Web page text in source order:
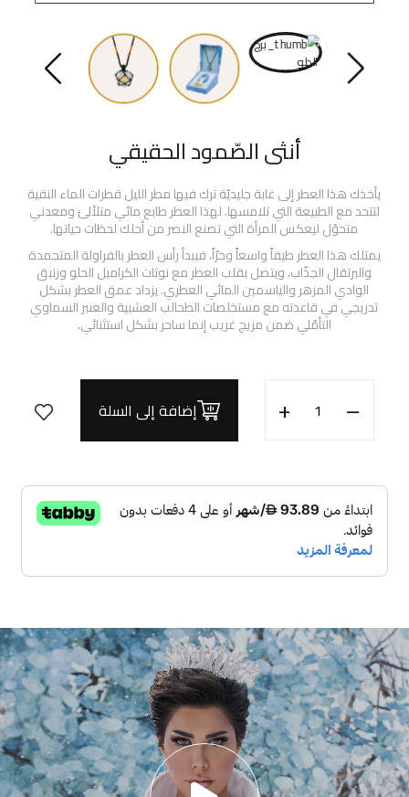
أنثى الصّمود الحقيقي
يأخذك هذا العطر إلى غابة جليديّة ترك فيها مطر الليل قطرات الماء النقية
لتتحد مع الطبيعة التي تلامسها. لهذا العطر طابع مائي متلألئ ومعدني
متحوّل ليعكس المرأة التي تصنع النصر من أحلك لحظات حياتها.
يمتلك هذا العطر طيفاً واسعاً وحرّاً، فيبدأ رأس العطر بالفراولة المتجمدة
والبرتقال الجذّاب، ويتصل بقلب العطر مع نوتات الكراميل الحلو وزنبق
الوادي المزهر والياسمين المائي العطري. يزداد عمق العطر بشكل
تدريجي في قاعدته مع مستخلصات الطحالب العشبية والعنبر السماوي
التأمّلي ضمن مزيج غريب إنما ساحر بشكل استثنائي.
–
+ إضافة إلى السلة